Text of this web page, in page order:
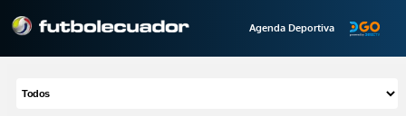
Agenda Deportiva